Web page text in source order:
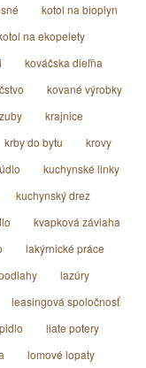
kotol na bioplyn
na ekopelety
kováčska dieľňa
kované výrobky
krajnice
krby do bytu
krovy
kuchynské linky
kuchynský drez
kvapková závlaha
lakýrnické práce
lazúry
leasingová spoločnosť
liate potery
lomové lopaty